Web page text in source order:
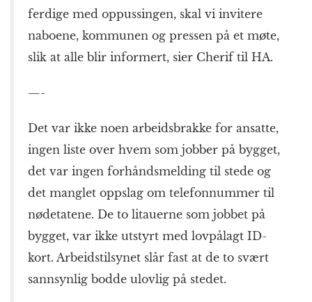
ferdige med oppussingen, skal vi invitere
naboene, kommunen og pressen på et møte,
slik at alle blir informert, sier Cherif til HA.
—-
Det var ikke noen arbeidsbrakke for ansatte,
ingen liste over hvem som jobber på bygget,
det var ingen forhåndsmelding til stede og
det manglet oppslag om telefonnummer til
nødetatene. De to litauerne som jobbet på
bygget, var ikke utstyrt med lovpålagt ID-
kort. Arbeidstilsynet slår fast at de to svært
sannsynlig bodde ulovlig på stedet.